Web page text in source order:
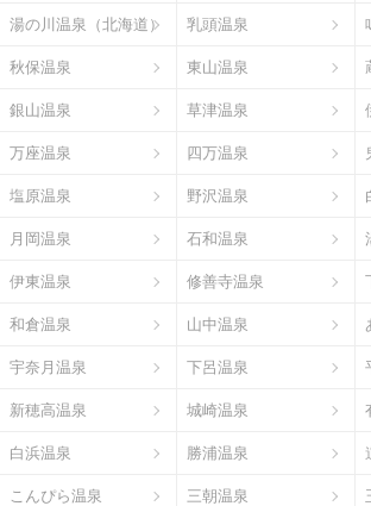
湯の川温泉（北海道） 乳頭温泉
秋保温泉 東山温泉
銀山温泉 草津温泉
万座温泉 四万温泉
塩原温泉 野沢温泉
月岡温泉 石和温泉
伊東温泉 修善寺温泉
和倉温泉 山中温泉
宇奈月温泉 下呂温泉
新穂高温泉 城崎温泉
白浜温泉 勝浦温泉
こんぴら温泉 三朝温泉